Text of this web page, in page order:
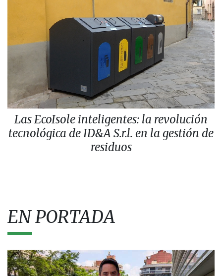
Las EcoIsole inteligentes: la revolución
tecnológica de ID&A S.r.l. en la gestión de
residuos
EN PORTADA